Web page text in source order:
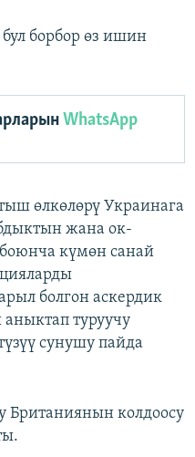
борбор өз ишин
WhatsApp
өлкөлөрү Украинага
жана ок-
күмөн санай
болгон аскердик
туруучу
сунушу пайда
Британиянын колдоосу